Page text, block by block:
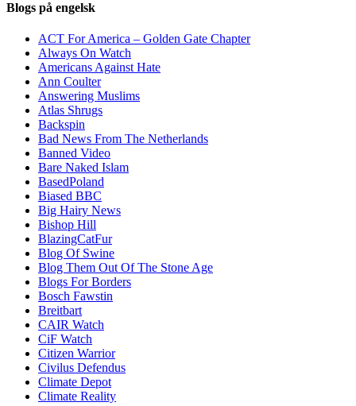
Blogs på engelsk
ACT For America – Golden Gate Chapter
Always On Watch
Americans Against Hate
Ann Coulter
Answering Muslims
Atlas Shrugs
Backspin
Bad News From The Netherlands
Banned Video
Bare Naked Islam
BasedPoland
Biased BBC
Big Hairy News
Bishop Hill
BlazingCatFur
Blog Of Swine
Blog Them Out Of The Stone Age
Blogs For Borders
Bosch Fawstin
Breitbart
CAIR Watch
CiF Watch
Citizen Warrior
Civilus Defendus
Climate Depot
Climate Reality